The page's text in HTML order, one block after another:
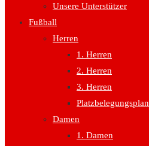
Unsere Unterstützer
Fußball
Herren
1. Herren
2. Herren
3. Herren
Platzbelegungsplan
Damen
1. Damen